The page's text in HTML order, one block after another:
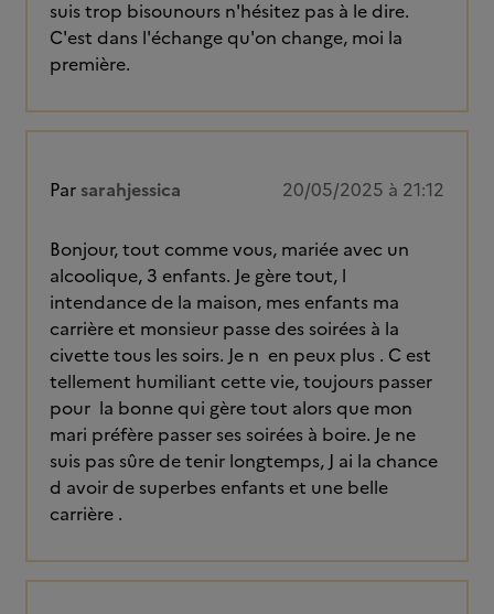
suis trop bisounours n'hésitez pas à le dire.
C'est dans l'échange qu'on change, moi la
première.
Par sarahjessica 20/05/2025 à 21:12
Bonjour, tout comme vous, mariée avec un
alcoolique, 3 enfants. Je gère tout, l
intendance de la maison, mes enfants ma
carrière et monsieur passe des soirées à la
civette tous les soirs. Je n en peux plus . C est
tellement humiliant cette vie, toujours passer
pour la bonne qui gère tout alors que mon
mari préfère passer ses soirées à boire. Je ne
suis pas sûre de tenir longtemps, J ai la chance
d avoir de superbes enfants et une belle
carrière .